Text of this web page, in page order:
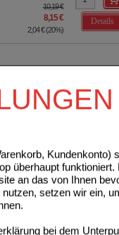
Kundenkonto)
überhaupt funktioniert.
an das von Ihnen
setzen wir ein,
bei dem
10,19 €
8,15 €
2,04 €(20%)
Details
6,93 €
3,99 € Details